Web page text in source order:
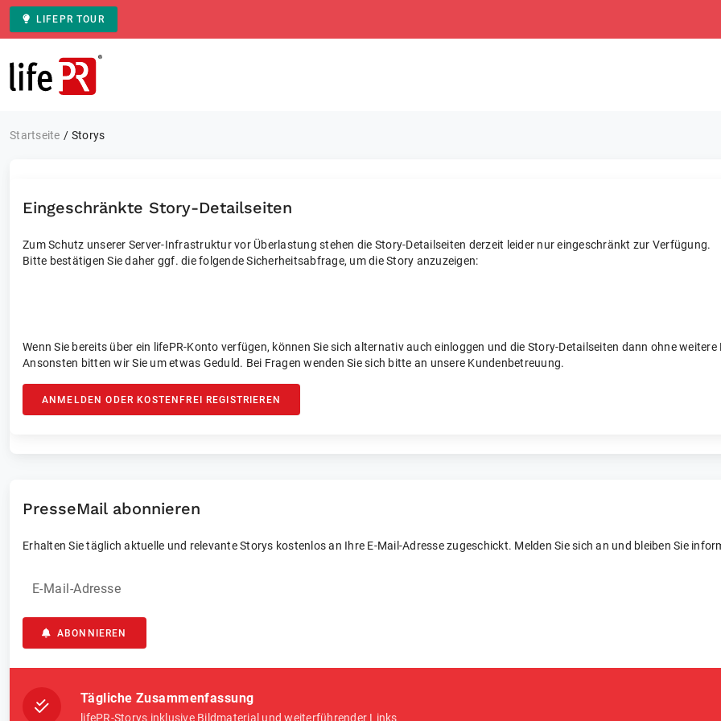
LIFEPR TOUR
Zur Startseite
Startseite Storys
Eingeschränkte Story-Detailseiten
Zum Schutz unserer Server-Infrastruktur vor Überlastung stehen die Story-Detailseiten derzeit leider nur eingeschränkt zur Verfügung.
Bitte bestätigen Sie daher ggf. die folgende Sicherheitsabfrage, um die Story anzuzeigen:
Wenn Sie bereits über ein lifePR-Konto verfügen, können Sie sich alternativ auch einloggen und die Story-Detailseiten dann ohne
Ansonsten bitten wir Sie um etwas Geduld. Bei Fragen wenden Sie sich bitte an unsere Kundenbetreuung.
ANMELDEN ODER KOSTENFREI REGISTRIEREN
PresseMail abonnieren
Erhalten Sie täglich aktuelle und relevante Storys kostenlos an Ihre E-Mail-Adresse zugeschickt. Melden Sie sich an und bleiben Sie
E-Mail-Adresse
ABONNIEREN
Tägliche Zusammenfassung
lifePR-Storys inklusive Bildmaterial und weiterführender Links